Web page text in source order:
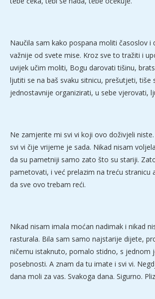
Naučila sam kako pospana moliti časoslov i
važnije od svete mise. Kroz sve to tražiti i
uvijek učim moliti, Bogu darovati tišinu,
ljutiti se na baš svaku sitnicu, prešutjeti, tiše
jednostavnije organizirati, u sebe vjerovati,
Ne zamjerite mi svi vi koji ovo doživjeli
svi vi čije vrijeme je sada. Nikad nisam
da su pametniji samo zato što su stariji.
pametovati, i već prelazim na treću stranicu
da sve ovo trebam reći.
Nikad nisam imala moćan nadimak i nikad
rasturala. Bila sam samo najstarije dijete,
ničemu istaknuto, pomalo stidno, s jednom
posebnosti. A znam da tu imate i svi vi.
dana moli za vas. Svakoga dana. Sigurno.